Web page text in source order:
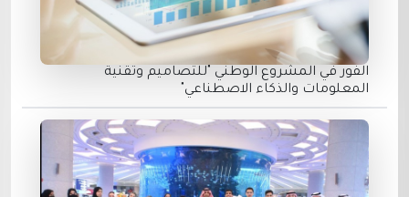
الفور في المشروع الوطني "للتصاميم وتقنية
المعلومات والذكاء الاصطناعي"